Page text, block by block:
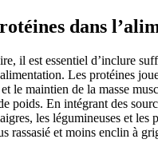
dans
il est essentiel d’inclure
Les protéines
le maintien de la masse
poids. En intégrant des
les légumineuses et les
rassasié et moins enclin à